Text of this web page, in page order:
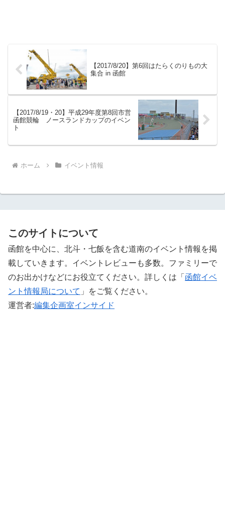
【2017/8/20】第6回はたらくのりもの大
集合 in 函館
【2017/8/19・20】平成29年度第8回市営
函館競輪 ノースランドカップのイベン
ト
ホーム イベント情報
このサイトについて
函館を中心に、北斗・七飯を含む道南のイベント情報を掲
載していきます。イベントレビューも多数。ファミリーで
のお出かけなどにお役立てください。詳しくは「 函館イベ
ント情報局について 」をご覧ください。 ‎
運営者:編集企画室インサイド